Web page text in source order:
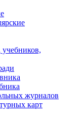
журналов
карт